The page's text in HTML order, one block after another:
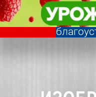
Мэр
Общество Мэр
Общество
по
валют